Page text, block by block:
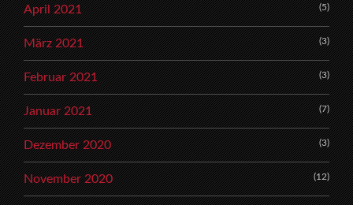
April 2021 (5)
März 2021 (3)
Februar 2021 (3)
Januar 2021 (7)
Dezember 2020 (3)
November 2020 (12)